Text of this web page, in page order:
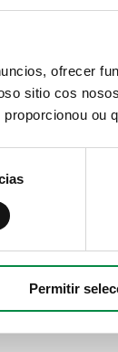
ofrecer
sitio cos
Permitir